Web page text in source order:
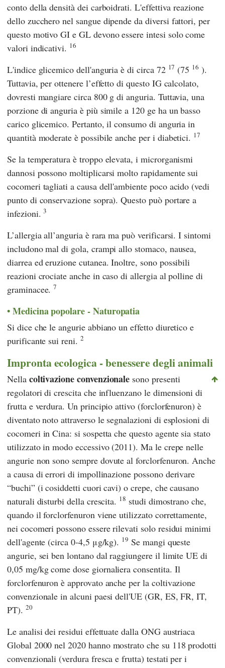
conto della densità dei carboidrati. L'effettiva reazione
dello zucchero nel sangue dipende da diversi fattori, per
questo motivo GI e GL devono essere intesi solo come
valori indicativi. 16
L'indice glicemico dell'anguria è di circa 72 17 (75 16 ).
Tuttavia, per ottenere l’effetto di questo IG calcolato,
dovresti mangiare circa 800 g di anguria. Tuttavia, una
porzione di anguria è più simile a 120 ge ha un basso
carico glicemico. Pertanto, il consumo di anguria in
quantità moderate è possibile anche per i diabetici. 17
Se la temperatura è troppo elevata, i microrganismi
dannosi possono moltiplicarsi molto rapidamente sui
cocomeri tagliati a causa dell'ambiente poco acido (vedi
punto di conservazione sopra). Questo può portare a
infezioni.3
L’allergia all’anguria è rara ma può verificarsi. I sintomi
includono mal di gola, crampi allo stomaco, nausea,
diarrea ed eruzione cutanea. Inoltre, sono possibili
reazioni crociate anche in caso di allergia al polline di
graminacee.7
Medicina popolare - Naturopatia
Si dice che le angurie abbiano un effetto diuretico e
purificante sui reni. 2
Impronta ecologica - benessere degli animali
Nella coltivazione convenzionale sono presenti
regolatori di crescita che influenzano le dimensioni di
frutta e verdura. Un principio attivo (forclorfenuron) è
diventato noto attraverso le segnalazioni di esplosioni di
cocomeri in Cina: si sospetta che questo agente sia stato
utilizzato in modo eccessivo (2011). Ma le crepe nelle
angurie non sono sempre dovute al forclorfenuron. Anche
a causa di errori di impollinazione possono derivare
“buchi” (i cosiddetti cuori cavi) o crepe, che causano
naturali disturbi della crescita. 18 studi dimostrano che,
quando il forclorfenuron viene utilizzato correttamente,
nei cocomeri possono essere rilevati solo residui minimi
dell'agente (circa 0-4,5 μg/kg). 19 Se mangi queste
angurie, sei ben lontano dal raggiungere il limite UE di
0,05 mg/kg come dose giornaliera consentita. Il
forclorfenuron è approvato anche per la coltivazione
convenzionale in alcuni paesi dell'UE (GR, ES, FR, IT,
PT). 20
Le analisi dei residui effettuate dalla ONG austriaca
Global 2000 nel 2020 hanno mostrato che su 118 prodotti
convenzionali (verdura fresca e frutta) testati per i